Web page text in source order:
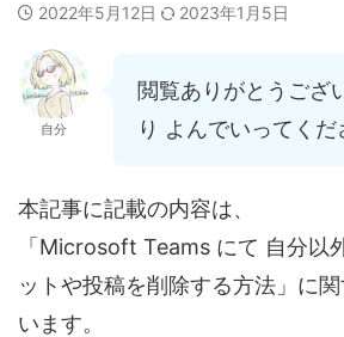
2022年5月12日 2023年1月5日
自分
閲覧ありがとうござ
り よんでいってくだ
本記事に記載の内容は、
「Microsoft Teams にて 自分以
ットや投稿を削除する方法」に
います。